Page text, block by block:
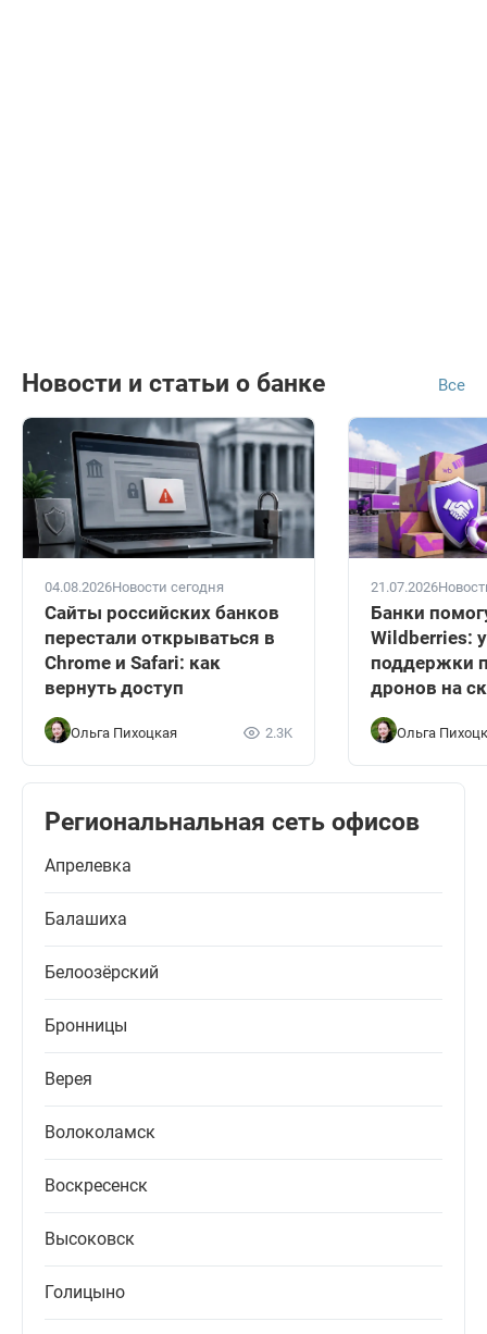
Новости и статьи о банке Все
04.08.2026Новости сегодня
Сайты российских банков
перестали открываться в
Chrome и Safari: как
вернуть доступ
Ольга Пихоцкая 2.3K
21.07.2026
Банки
Wildberries:
поддержки
дронов на
Ольга
Региональнальная сеть офисов
Апрелевка
Балашиха
Белоозёрский
Бронницы
Верея
Волоколамск
Воскресенск
Высоковск
Голицыно